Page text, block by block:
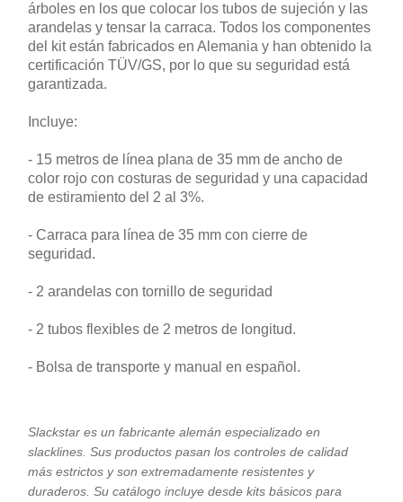
árboles en los que colocar los tubos de sujeción y las
arandelas y tensar la carraca. Todos los componentes
del kit están fabricados en Alemania y han obtenido la
certificación TÜV/GS, por lo que su seguridad está
garantizada.
Incluye:
- 15 metros de línea plana de 35 mm de ancho de
color rojo con costuras de seguridad y una capacidad
de estiramiento del 2 al 3%.
- Carraca para línea de 35 mm con cierre de
seguridad.
- 2 arandelas con tornillo de seguridad
- 2 tubos flexibles de 2 metros de longitud.
- Bolsa de transporte y manual en español.
Slackstar es un fabricante alemán especializado en
slacklines. Sus productos pasan los controles de calidad
más estrictos y son extremadamente resistentes y
duraderos. Su catálogo incluye desde kits básicos para